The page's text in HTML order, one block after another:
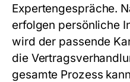
Expertengespräche.
erfolgen persönliche
wird der passende
die
gesamte Prozess